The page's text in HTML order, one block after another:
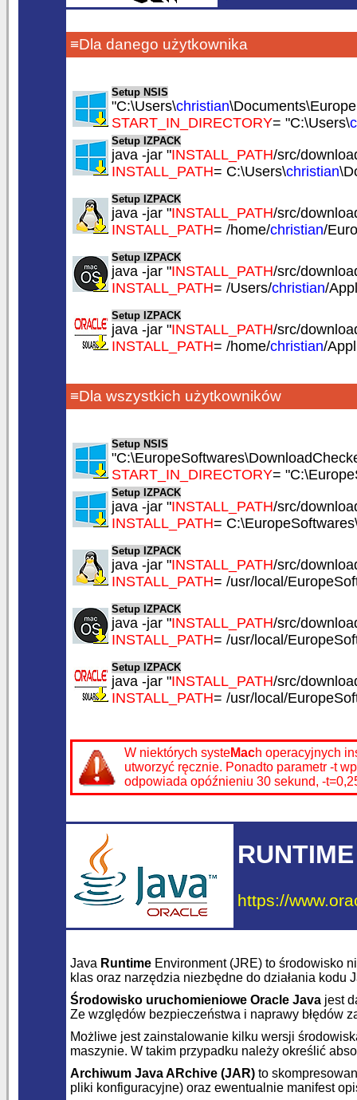
≡Dla danego użytkownika
Setup NSIS
"C:\Users\christian
START_IN_DIRECTORY= "C:\Users\
Setup IZPACK
java -jar "INSTALL_PATH/src/
INSTALL_PATH= C:\Users\christian
Setup IZPACK
java -jar "INSTALL_PATH/src/
INSTALL_PATH= /home/christian/
Setup IZPACK
java -jar "INSTALL_PATH/src/
INSTALL_PATH= /Users/christian/
Setup IZPACK
java -jar "INSTALL_PATH/src/
INSTALL_PATH= /home/christian/
≡Dla wszystkich użytkowników
Setup NSIS
START_IN_DIRECTORY=
Setup IZPACK
java -jar "INSTALL_PATH/src/
INSTALL_PATH=
Setup IZPACK
java -jar "INSTALL_PATH/src/
INSTALL_PATH= /usr/local/
Setup IZPACK
java -jar "INSTALL_PATH/src/
INSTALL_PATH= /usr/local/
Setup IZPACK
java -jar "INSTALL_PATH/src/
INSTALL_PATH= /usr/local/
W niektórych systeMach operacyjnych
utworzyć ręcznie. Ponadto parametr -t
odpowiada opóźnieniu 30 sekund, -
https://
Java Runtime Environment (JRE) to środowisko
klas oraz narzędzia niezbędne do działania kodu
Środowisko uruchomieniowe Oracle Java jest
Ze względów bezpieczeństwa i naprawy błędów
Możliwe jest zainstalowanie kilku wersji
maszynie. W takim przypadku należy określić
Archiwum Java ARchive (JAR) to
pliki konfiguracyjne) oraz ewentualnie manifest